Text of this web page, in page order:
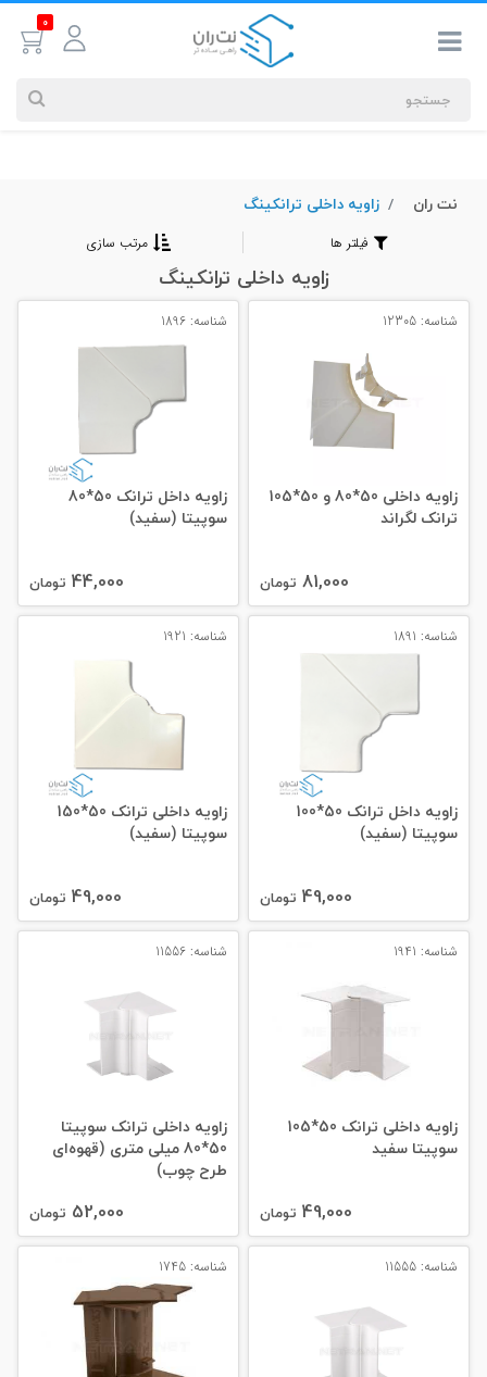
0
جستجوهای
بیشترین
#کابل شبکه لگراند #کابل شبکه نگزنس
نت ران زاویه داخلی ترانکینگ
فیلتر ها مرتب سازی
زاویه داخلی ترانکینگ
شناسه: 12305
زاویه داخلی 50*80 و 50*105
ترانک لگراند
81,000 تومان
شناسه: 1896
زاویه داخل ترانک 50*80
سوپیتا (سفید)
44,000 تومان
شناسه: 1891
زاویه داخل ترانک 50*100
سوپیتا (سفید)
49,000 تومان
شناسه: 1921
زاویه داخلی ترانک 50*150
سوپیتا (سفید)
49,000 تومان
شناسه: 1941
زاویه داخلی ترانک 50*105
سوپیتا سفید
49,000 تومان
شناسه: 11556
زاویه داخلی ترانک سوپیتا
50*80 میلی‌ متری (قهوه‌ای
طرح چوب)
52,000 تومان
شناسه: 11555 شناسه: 1745